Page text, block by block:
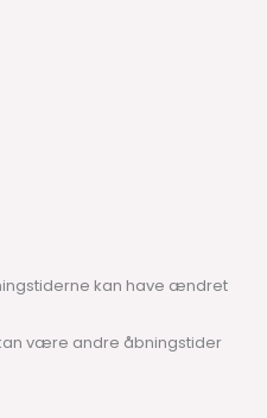
kan have ændret
være andre åbningstider